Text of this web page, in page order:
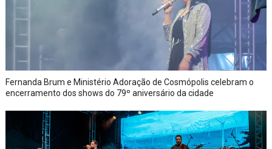
Fernanda Brum e Ministério Adoração de Cosmópolis celebram o
encerramento dos shows do 79º aniversário da cidade